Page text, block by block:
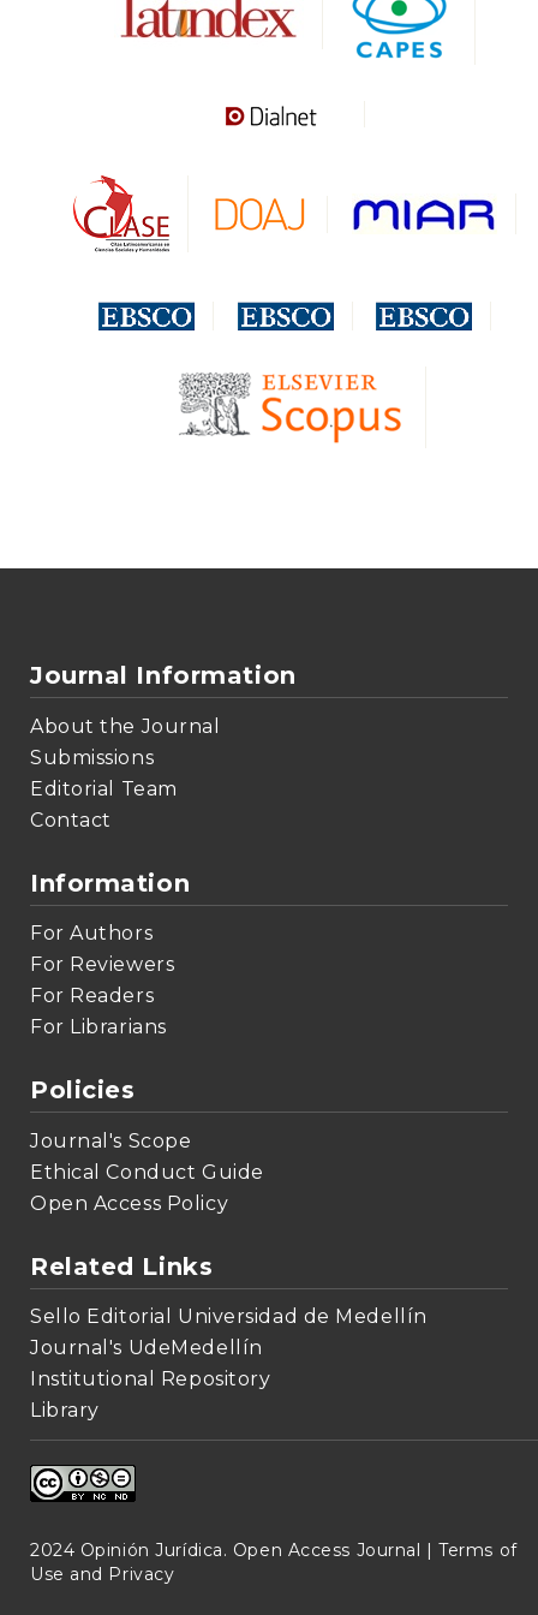
Journal Information
About the Journal
Submissions
Editorial Team
Contact
Information
For Authors
For Reviewers
For Readers
For Librarians
Policies
Journal's Scope
Ethical Conduct Guide
Open Access Policy
Related Links
Sello Editorial Universidad de Medellín
Journal's UdeMedellín
Institutional Repository
Library
2024 Opinión Jurídica. Open Access Journal |Terms of
Use and Privacy